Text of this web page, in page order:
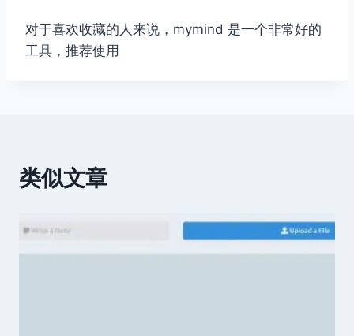
对于喜欢收藏的人来说，mymind 是一个非常好的
工具，推荐使用
类似文章